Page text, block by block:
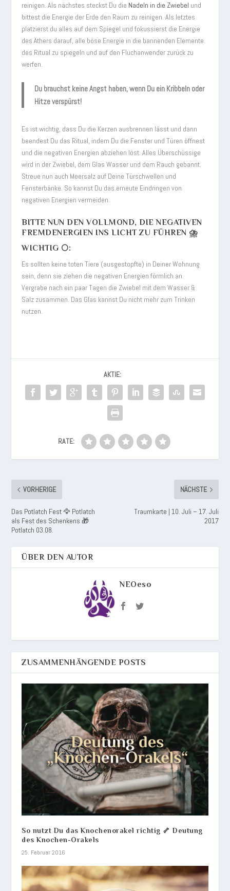
reinigen. Als nächstes steckst Du die Nadeln in die Zwiebel und
bittest die Energie der Erde den Raum zu reinigen. Als letztes
platzierst du alles auf dem Spiegel und fokussierst die Energie
des Äthers darauf, alle böse Energie in die bannenden Elemente
des Ritual zu spiegeln und auf den Fluchanwender zurück zu
werfen.
Du brauchst keine Angst haben, wenn Du ein Kribbeln oder
Hitze verspürst!
Es ist wichtig, dass Du die Kerzen ausbrennen lässt und dann
beendest Du das Ritual, indem Du die Fenster und Türen öffnest
und die negativen Energien abziehen löst. Alles Überschüssige
wird in der Zwiebel, dem Glas Wasser und dem Rauch gebannt.
Streue nun auch Meersalz auf Deine Türschwellen und
Fensterbänke. So kannst Du das erneute Eindringen von
negativen Energien vermeiden.
BITTE NUN DEN VOLLMOND, DIE NEGATIVEN
FREMDENERGIEN INS LICHT ZU FÜHREN ⛈️
WICHTIG 🌕:
Es sollten keine toten Tiere (ausgestopfte) in Deiner Wohnung
sein, denn sie ziehen die negativen Energien förmlich an.
Vergrabe nach ein paar Tagen die Zwiebel mit dem Wasser &
Salz zusammen. Das Glas kannst Du nicht mehr zum Trinken
nutzen.
AKTIE:
RATE:
VORHERIGE
Das Potlatch Fest 🦅 Potlatch
als Fest des Schenkens 🎁
Potlatch 03.08.
NÄCHSTE
Traumkarte | 10. Juli – 17. Juli
2017
ÜBER DEN AUTOR
NEOeso
ZUSAMMENHÄNGENDE POSTS
So nutzt Du das Knochenorakel richtig 🦴 Deutung
des Knochen-Orakels
25. Februar 2016